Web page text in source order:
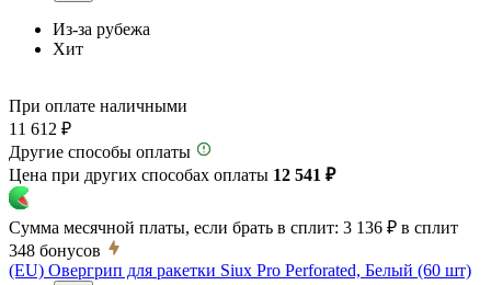
Из-за рубежа
Хит
При оплате наличными
11 612 ₽
Другие способы оплаты
Цена при других способах оплаты 12 541 ₽
Сумма месячной платы, если брать в сплит: 3 136 ₽ в сплит
348 бонусов
(EU) Овергрип для ракетки Siux Pro Perforated, Белый (60 шт)